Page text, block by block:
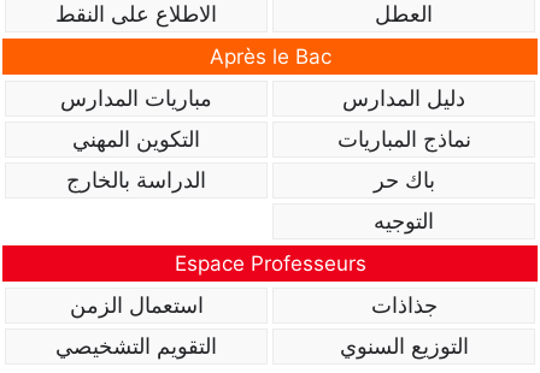
العطل
الاطلاع على النقط
Après le Bac
دليل المدارس
مباريات المدارس
نماذج المباريات
التكوين المهني
باك حر
الدراسة بالخارج
التوجيه
Espace Professeurs
جذاذات
استعمال الزمن
التوزيع السنوي
التقويم التشخيصي